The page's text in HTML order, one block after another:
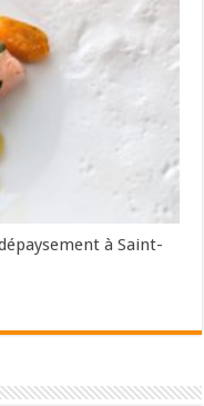
à Saint-